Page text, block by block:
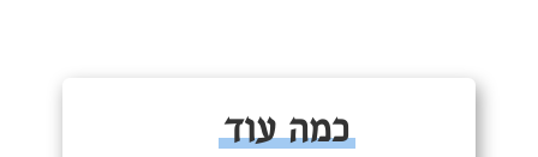
כמה עוד